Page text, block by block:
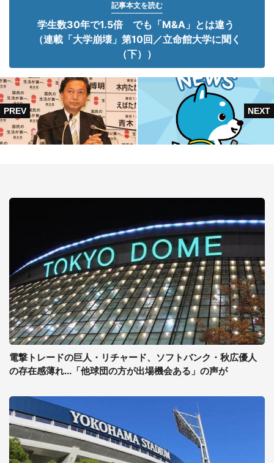
記事本文を読む
学生数30年で1.5倍 でも「M&A」とは違う
（連載「大学崩壊」第10回／立命館大学に聞く
（下））
電撃トレードの巨人・リチャード、ソフトバンク・秋広優人
の存在感薄れ...「他球団の方が出場機会ある」の声が